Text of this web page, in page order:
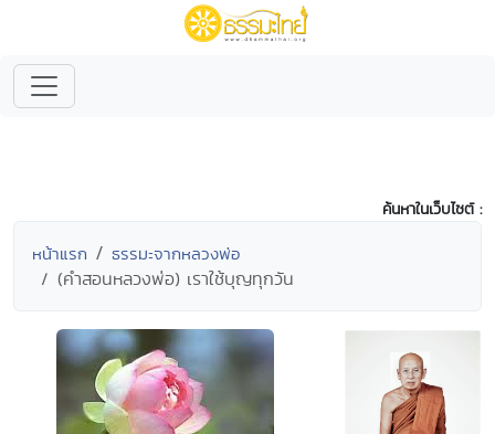
ค้นหาในเว็บไซต์ :
หน้าแรก ธรรมะจากหลวงพ่อ
(คำสอนหลวงพ่อ) เราใช้บุญทุกวัน